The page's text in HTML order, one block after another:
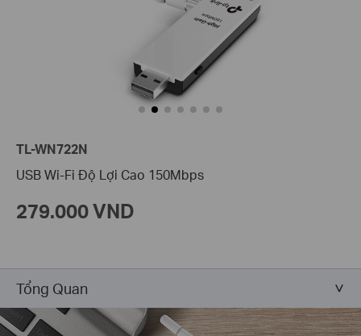
TL-WN722N
USB Wi-Fi Độ Lợi Cao 150Mbps
279.000 VND
Tổng Quan